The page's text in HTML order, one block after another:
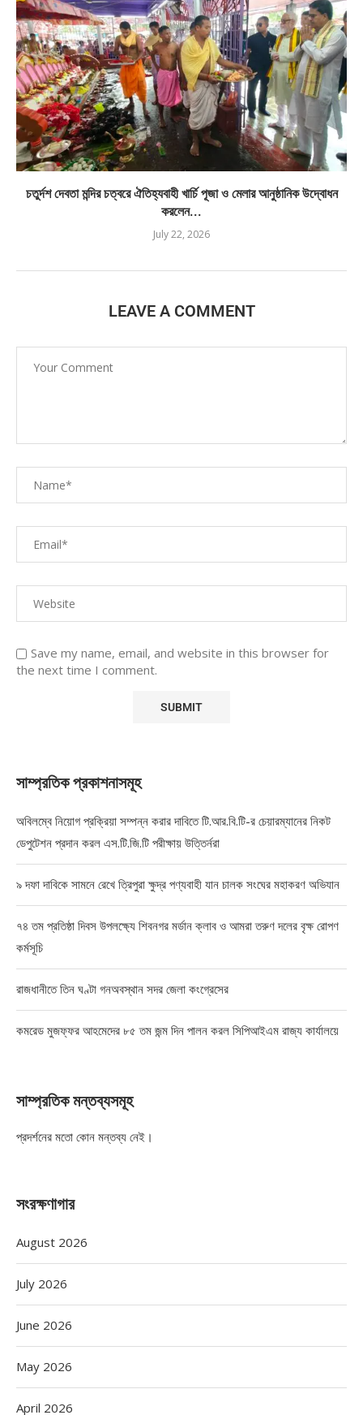
চতুর্দশ দেবতা মন্দির চত্বরে ঐতিহ্যবাহী খার্চি পূজা ও মেলার আনুষ্ঠানিক উদ্বোধন
করলেন...
July 22, 2026
LEAVE A COMMENT
Save my name, email, and website in this browser for
the next time I comment.
সাম্প্রতিক প্রকাশনাসমূহ
অবিলম্বে নিয়োগ প্রক্রিয়া সম্পন্ন করার দাবিতে টি.আর.বি.টি-র চেয়ারম্যানের নিকট
ডেপুটেশন প্রদান করল এস.টি.জি.টি পরীক্ষায় উত্তির্নরা
৯ দফা দাবিকে সামনে রেখে ত্রিপুরা ক্ষুদ্র পণ্যবাহী যান চালক সংঘের মহাকরণ অভিযান
৭৪ তম প্রতিষ্ঠা দিবস উপলক্ষ্যে শিবনগর মর্ডান ক্লাব ও আমরা তরুণ দলের বৃক্ষ রোপণ
কর্মসূচি
রাজধানীতে তিন ঘণ্টা গনঅবস্থান সদর জেলা কংগ্রেসের
কমরেড মুজফ্ফর আহমেদের ৮৫ তম জন্ম দিন পালন করল সিপিআইএম রাজ্য কার্যালয়ে
সাম্প্রতিক মন্তব্যসমূহ
প্রদর্শনের মতো কোন মন্তব্য নেই।
সংরক্ষণাগার
August 2026
July 2026
June 2026
May 2026
April 2026